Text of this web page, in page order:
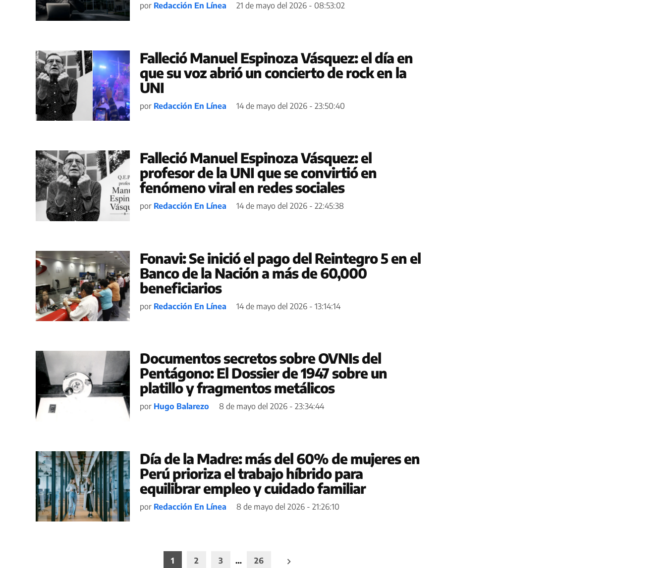
por Redacción En Línea 21 de mayo del 2026 - 08:53:02
Falleció Manuel Espinoza Vásquez: el día en
que su voz abrió un concierto de rock en la
UNI
por Redacción En Línea 14 de mayo del 2026 - 23:50:40
Falleció Manuel Espinoza Vásquez: el
profesor de la UNI que se convirtió en
fenómeno viral en redes sociales
por Redacción En Línea 14 de mayo del 2026 - 22:45:38
Fonavi: Se inició el pago del Reintegro 5 en el
Banco de la Nación a más de 60,000
beneficiarios
por Redacción En Línea 14 de mayo del 2026 - 13:14:14
Documentos secretos sobre OVNIs del
Pentágono: El Dossier de 1947 sobre un
platillo y fragmentos metálicos
por Hugo Balarezo 8 de mayo del 2026 - 23:34:44
Día de la Madre: más del 60% de mujeres en
Perú prioriza el trabajo híbrido para
equilibrar empleo y cuidado familiar
por Redacción En Línea 8 de mayo del 2026 - 21:26:10
1 2 3 … 26